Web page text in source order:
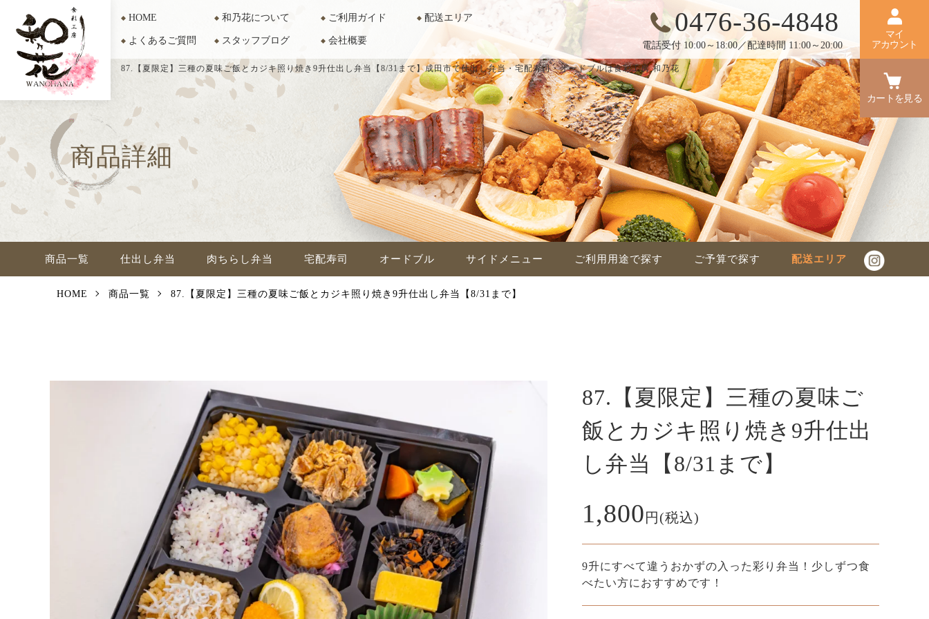
87.【夏限定】三種の夏味ご飯とカジキ照り焼き9升仕出し弁当【8/31まで】成田市で仕出し弁当・宅配寿司・オードブルは食彩工房 和乃花
HOME 和乃花について ご利用ガイド 配送エリア
よくあるご質問 スタッフブログ 会社概要
0476-36-4848
電話受付 10:00～18:00／配達時間 11:00～20:00
マイ
アカウント
カートを見る
商品詳細
商品一覧 仕出し弁当 肉ちらし弁当 宅配寿司 オードブル サイドメニュー ご利用用途で探す ご予算で探す 配送エリア
HOME 商品一覧 87.【夏限定】三種の夏味ご飯とカジキ照り焼き9升仕出し弁当【8/31まで】
87.【夏限定】三種の夏味ご
飯とカジキ照り焼き9升仕出
し弁当【8/31まで】
1,800 円(税込)
9升にすべて違うおかずの入った彩り弁当！少しずつ食
べたい方におすすめです！